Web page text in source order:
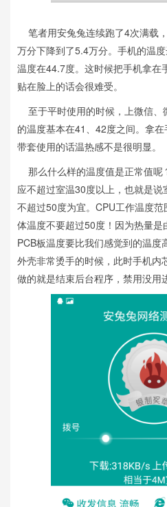
笔者用安兔兔连续跑了4次满载
万分下降到了5.4万分。手机的温
温度在44.7度。这时候把手机拿在
贴在脸上的话会很难受。
至于平时使用的时候，上微信、
的温度基本在41、42度之间。拿
带套使用的话温热感不是很明显。
那么什么样的温度值是正常值呢
应不超过室温30度以上，也就是
不超过50度为宜。CPU工作温度
体温度不要超过50度！因为热量
PCB板温度要比我们感觉到的温
外壳非常烫手的时候，此时手机内
做的就是结束后台程序，禁用没用